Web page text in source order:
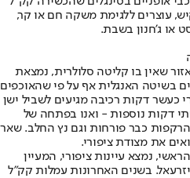
עוצרים ללגימת משקה חם או קר,
או ג'חנון בשבת.
באזור שאין בו קליטה סלולרית, נמצאת
בשיטה האנגלית אף על פי שהאוכפים
כעשר דקות רכיבה מגיעים לשביל ישן
דקות נוספות - ואנו בפתחה של
כבר פורחות וגם נץ החלב. שאר
את מצודת ציפורי.
נמצא עיינות ציפורי, המעיין
בשנים האחרונות עמלות קק"ל